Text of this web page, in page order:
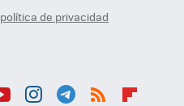
política de privacidad